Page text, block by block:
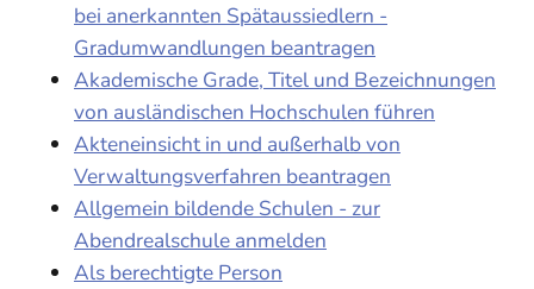
bei anerkannten Spätaussiedlern -
Gradumwandlungen beantragen
Akademische Grade, Titel und Bezeichnungen
von ausländischen Hochschulen führen
Akteneinsicht in und außerhalb von
Verwaltungsverfahren beantragen
Allgemein bildende Schulen - zur
Abendrealschule anmelden
Als berechtigte Person